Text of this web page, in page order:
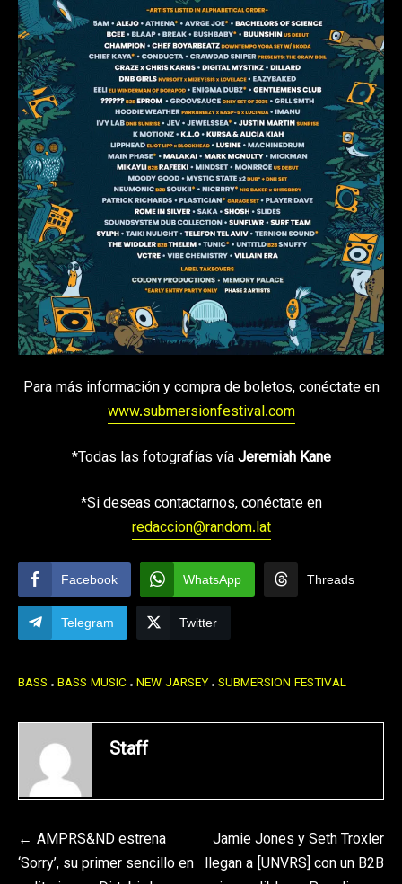
Para más información y compra de boletos, conéctate en
www.submersionfestival.com
*Todas las fotografías víaJeremiah Kane
*Si deseas contactarnos, conéctate en
redaccion@random.lat
Facebook WhatsApp Threads
Telegram Twitter
BASS BASS MUSIC NEW JARSEY SUBMERSION FESTIVAL
Staff
Navegación
AMPRS&ND estrena
‘Sorry’, su primer sencillo en
Jamie Jones y Seth Troxler
llegan a [UNVRS] con un B2B